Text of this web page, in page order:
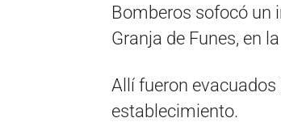
Bomberos sofocó un
Granja de Funes, en
Allí fueron
establecimiento.